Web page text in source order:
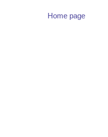
Home page